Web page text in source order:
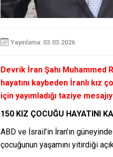
Yayınlama: 03.03.2026
Devrik İran Şahı Muhammed
hayatını kaybeden İranlı kız
için yayımladığı taziye
150 KIZ ÇOCUĞU HAYATINI
ABD ve İsrail’in İran’ın
çocuğunun yaşamını yitirdiği